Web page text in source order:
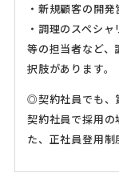
・新規顧客の開
・調理のスペシ
等の担当者など
択肢があります。
◎契約社員でも、
契約社員で採用の
た、正社員登用制